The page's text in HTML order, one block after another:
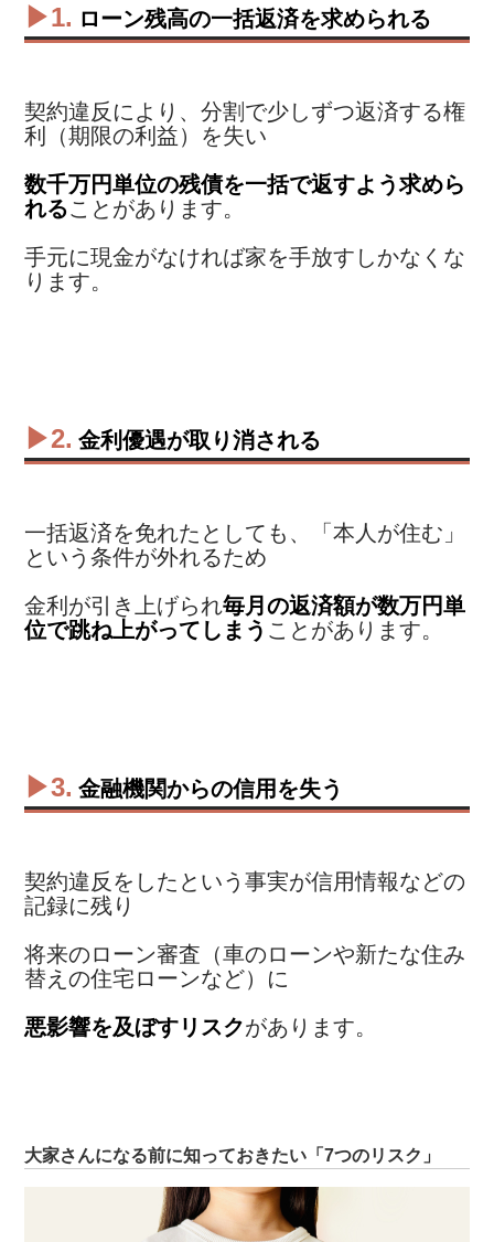
▶1. ローン残高の一括返済を求められる
契約違反により、分割で少しずつ返済する権
利（期限の利益）を失い
数千万円単位の残債を一括で返すよう求めら
れることがあります。
手元に現金がなければ家を手放すしかなくな
ります。
▶2. 金利優遇が取り消される
一括返済を免れたとしても、「本人が住む」
という条件が外れるため
金利が引き上げられ毎月の返済額が数万円単
位で跳ね上がってしまう ことがあります。
▶3. 金融機関からの信用を失う
契約違反をしたという事実が信用情報などの
記録に残り
将来のローン審査（車のローンや新たな住み
替えの住宅ローンなど）に
悪影響を及ぼすリスクがあります。
大家さんになる前に知っておきたい「7つのリスク」